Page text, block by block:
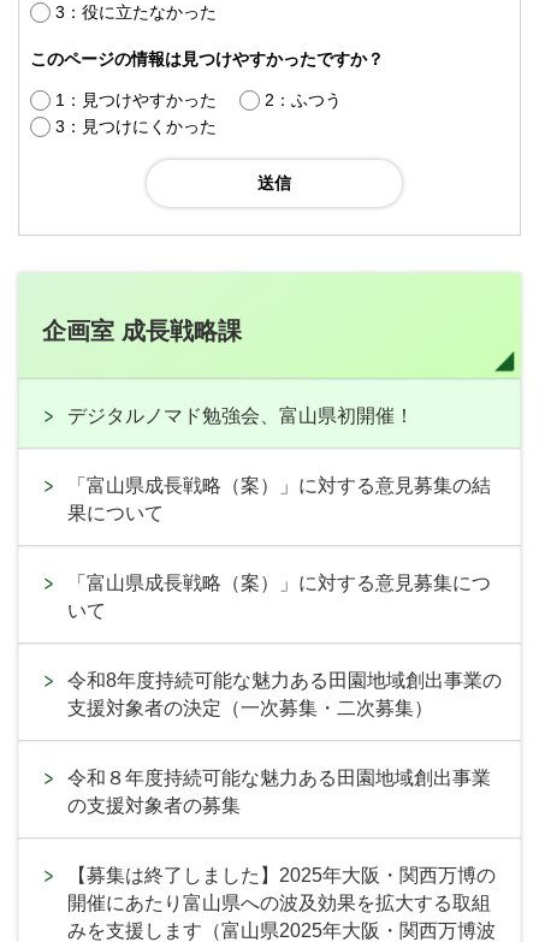
3：役に立たなかった
このページの情報は見つけやすかったですか？
1：見つけやすかった
2：ふつう
3：見つけにくかった
企画室 成長戦略課
デジタルノマド勉強会、富山県初開催！
「富山県成長戦略（案）」に対する意見募集の結
果について
「富山県成長戦略（案）」に対する意見募集につ
いて
令和8年度持続可能な魅力ある田園地域創出事業の
支援対象者の決定（一次募集・二次募集）
令和８年度持続可能な魅力ある田園地域創出事業
の支援対象者の募集
【募集は終了しました】2025年大阪・関西万博の
開催にあたり富山県への波及効果を拡大する取組
みを支援します（富山県2025年大阪・関西万博波